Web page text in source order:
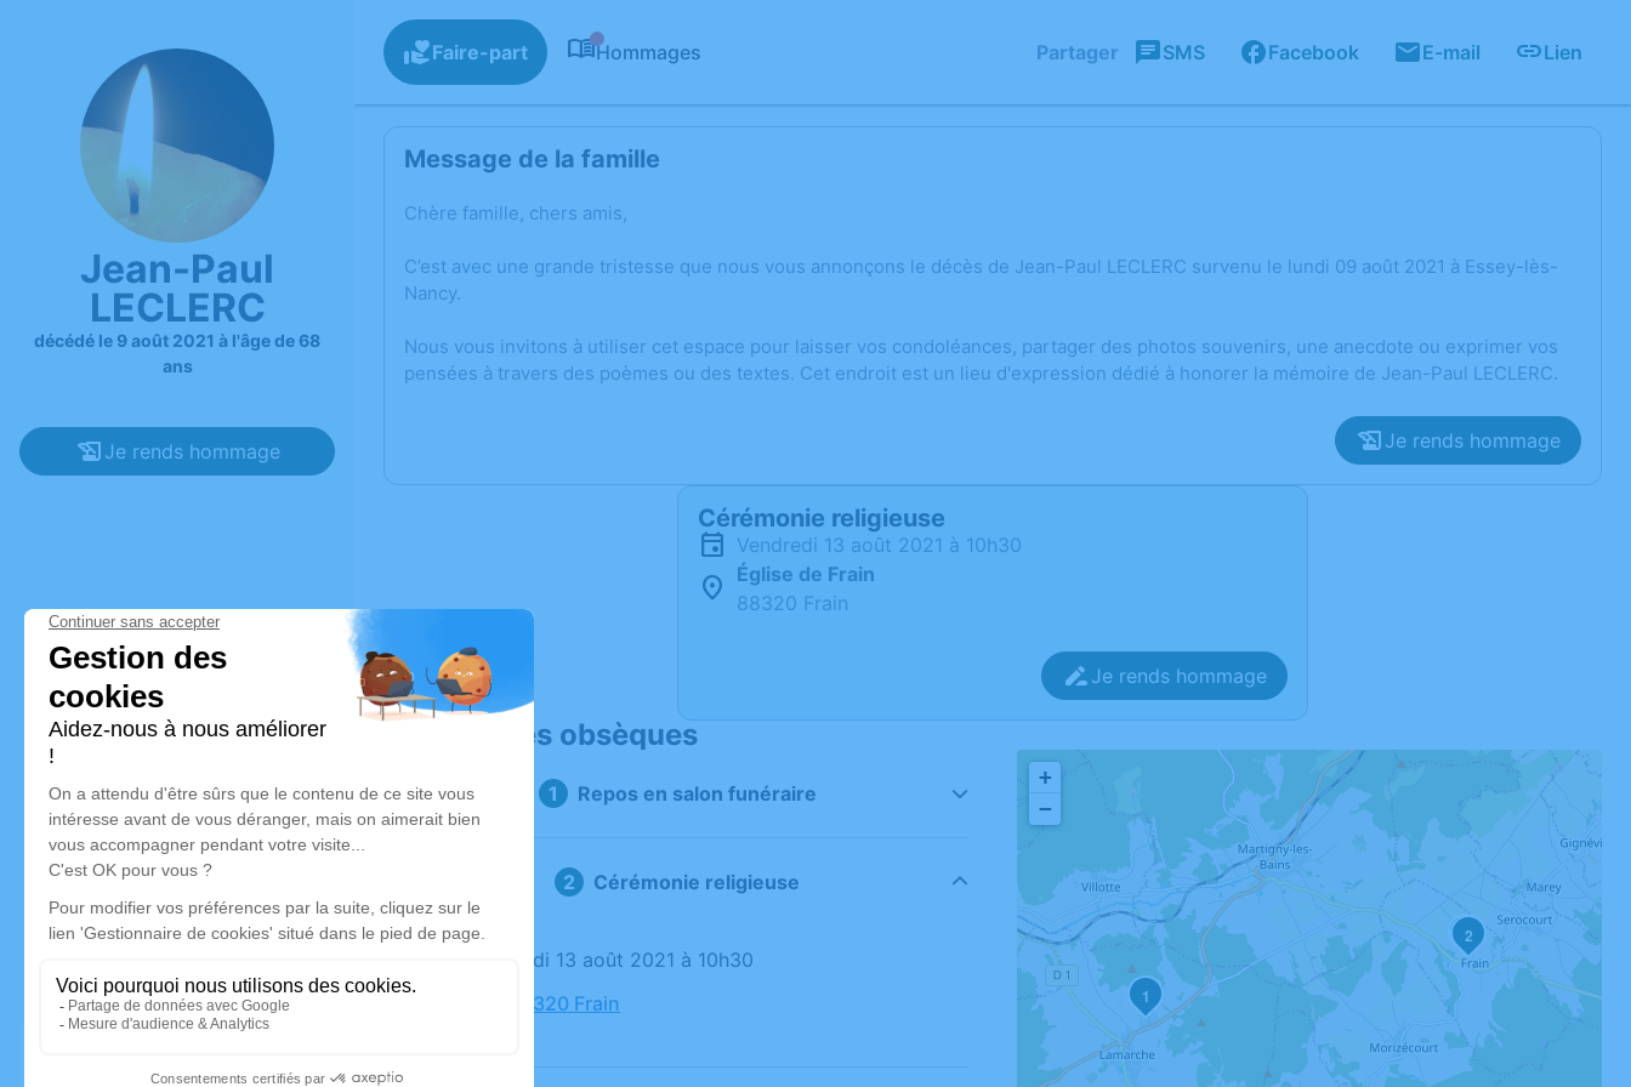
Jean-Paul
LECLERC
décédé le 9 août 2021 à l'âge de 68
ans
Je rends hommage
Faire-part Hommages Partager SMS Facebook E-mail Lien
Message de la famille
Chère famille, chers amis,
C’est avec une grande tristesse que nous vous annonçons le décès de Jean-Paul LECLERC survenu le lundi 09 août 2021 à Essey-lès-
Nancy.
Nous vous invitons à utiliser cet espace pour laisser vos condoléances, partager des photos souvenirs, une anecdote ou exprimer vos
pensées à travers des poèmes ou des textes. Cet endroit est un lieu d'expression dédié à honorer la mémoire de Jean-Paul LECLERC.
Je rends hommage
Cérémonie religieuse
vendredi 13 août 2021 à 10h30
Église de Frain
88320 Frain
Je rends hommage
Déroulé des obsèques
Repos en salon funéraire
Cérémonie religieuse
Le vendredi 13 août 2021 à 10h30
Église, 88320 Frain
1
2
3
+
−